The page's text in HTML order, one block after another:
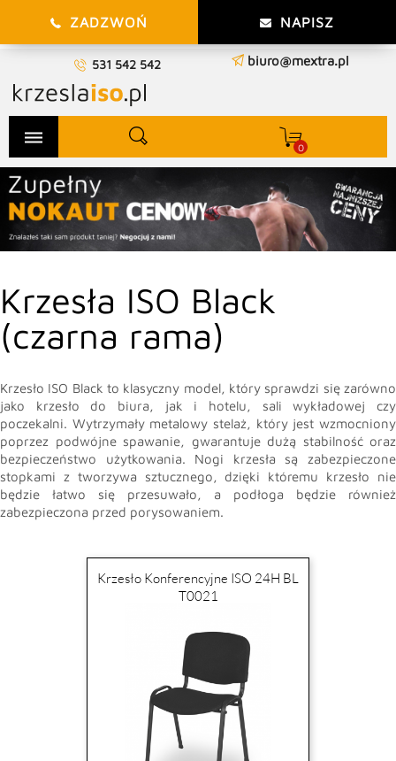
ZADZWOŃ NAPISZ
0
dehaze
531 542 542 biuro@mextra.pl
Krzesła ISO Black
(czarna rama)
Krzesło ISO Black to klasyczny model, który sprawdzi się zarówno
jako krzesło do biura, jak i hotelu, sali wykładowej czy
poczekalni. Wytrzymały metalowy stelaż, który jest wzmocniony
poprzez podwójne spawanie, gwarantuje dużą stabilność oraz
bezpieczeństwo użytkowania. Nogi krzesła są zabezpieczone
stopkami z tworzywa sztucznego, dzięki któremu krzesło nie
będzie łatwo się przesuwało, a podłoga będzie również
zabezpieczona przed porysowaniem.
Krzesło Konferencyjne ISO 24H BL
T0021